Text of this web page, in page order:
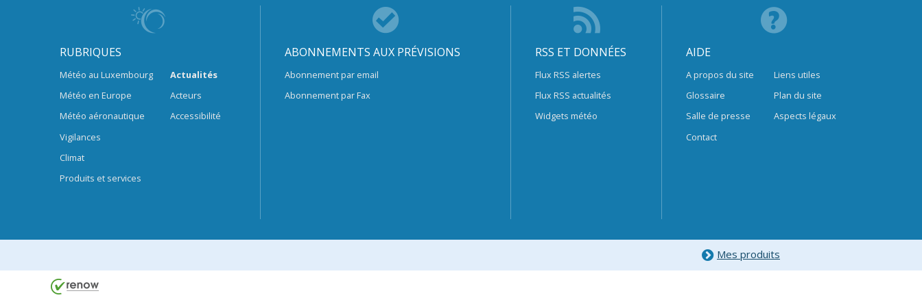
RUBRIQUES
Météo au Luxembourg
Météo en Europe
Météo aéronautique
Vigilances
Climat
Produits et services
Actualités
Acteurs
Accessibilité
ABONNEMENTS AUX PRÉVISIONS
Abonnement par email
Abonnement par Fax
RSS ET DONNÉES
Flux RSS alertes
Flux RSS actualités
Widgets météo
AIDE
A propos du site
Glossaire
Salle de presse
Contact
Liens utiles
Plan du site
Aspects légaux
Mes produits